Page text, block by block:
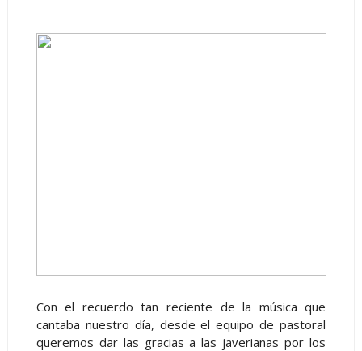
Con el recuerdo tan reciente de la música que
cantaba nuestro día, desde el equipo de pastoral
queremos dar las gracias a las javerianas por los